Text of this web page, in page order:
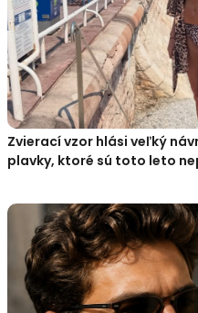
Zvierací vzor hlási veľký
plavky, ktoré sú toto leto